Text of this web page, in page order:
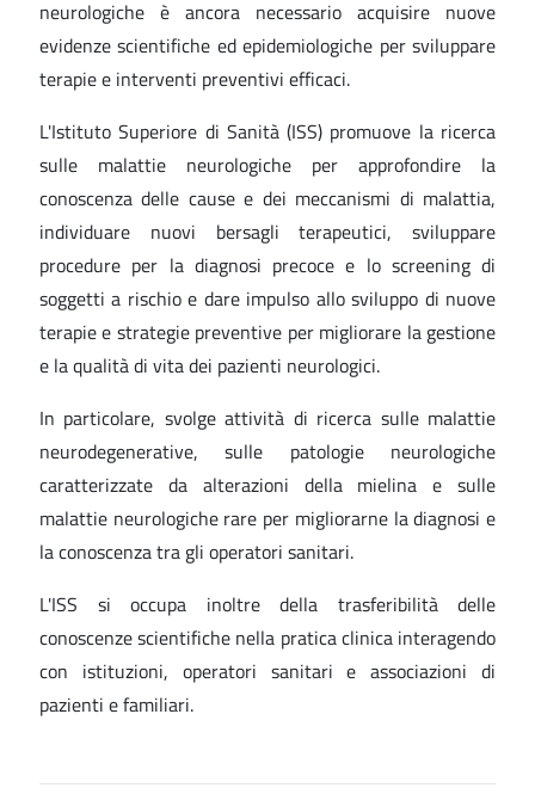
neurologiche è ancora necessario acquisire nuove
evidenze scientifiche ed epidemiologiche per sviluppare
terapie e interventi preventivi efficaci.
L'Istituto Superiore di Sanità (ISS) promuove la ricerca
sulle malattie neurologiche per approfondire la
conoscenza delle cause e dei meccanismi di malattia,
individuare nuovi bersagli terapeutici, sviluppare
procedure per la diagnosi precoce e lo screening di
soggetti a rischio e dare impulso allo sviluppo di nuove
terapie e strategie preventive per migliorare la gestione
e la qualità di vita dei pazienti neurologici.
In particolare, svolge attività di ricerca sulle malattie
neurodegenerative, sulle patologie neurologiche
caratterizzate da alterazioni della mielina e sulle
malattie neurologiche rare per migliorarne la diagnosi e
la conoscenza tra gli operatori sanitari.
L'ISS si occupa inoltre della trasferibilità delle
conoscenze scientifiche nella pratica clinica interagendo
con istituzioni, operatori sanitari e associazioni di
pazienti e familiari.